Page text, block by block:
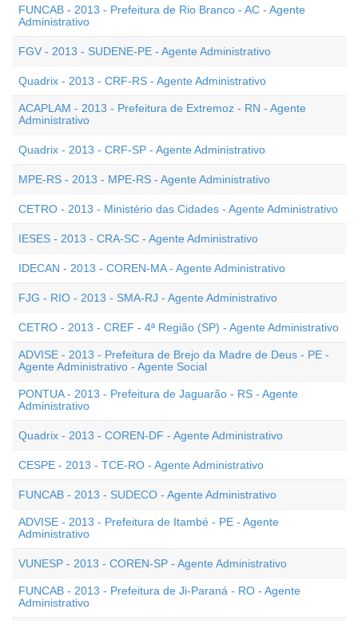
FUNCAB - 2013 - Prefeitura de Rio Branco - AC - Agente
Administrativo
FGV - 2013 - SUDENE-PE - Agente Administrativo
Quadrix - 2013 - CRF-RS - Agente Administrativo
ACAPLAM - 2013 - Prefeitura de Extremoz - RN - Agente
Administrativo
Quadrix - 2013 - CRF-SP - Agente Administrativo
MPE-RS - 2013 - MPE-RS - Agente Administrativo
CETRO - 2013 - Ministério das Cidades - Agente Administrativo
IESES - 2013 - CRA-SC - Agente Administrativo
IDECAN - 2013 - COREN-MA - Agente Administrativo
FJG - RIO - 2013 - SMA-RJ - Agente Administrativo
CETRO - 2013 - CREF - 4ª Região (SP) - Agente Administrativo
ADVISE - 2013 - Prefeitura de Brejo da Madre de Deus - PE -
Agente Administrativo - Agente Social
PONTUA - 2013 - Prefeitura de Jaguarão - RS - Agente
Administrativo
Quadrix - 2013 - COREN-DF - Agente Administrativo
CESPE - 2013 - TCE-RO - Agente Administrativo
FUNCAB - 2013 - SUDECO - Agente Administrativo
ADVISE - 2013 - Prefeitura de Itambé - PE - Agente
Administrativo
VUNESP - 2013 - COREN-SP - Agente Administrativo
FUNCAB - 2013 - Prefeitura de Ji-Paraná - RO - Agente
Administrativo